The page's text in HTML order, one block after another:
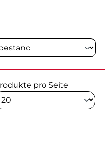
pro Seite